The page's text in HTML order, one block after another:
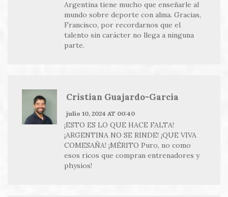
Argentina tiene mucho que enseñarle al
mundo sobre deporte con alma. Gracias,
Francisco, por recordarnos que el
talento sin carácter no llega a ninguna
parte.
Cristian Guajardo-Garcia
julio 10, 2024 AT 00:40
¡ESTO ES LO QUE HACE FALTA!
¡ARGENTINA NO SE RINDE! ¡QUE VIVA
COMESAÑA! ¡MÉRITO Puro, no como
esos ricos que compran entrenadores y
physios!